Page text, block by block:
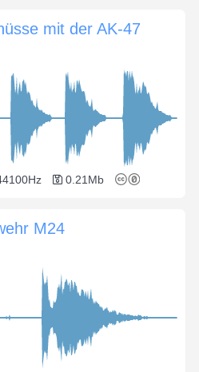
mit der AK-47
0.21Mb
M24